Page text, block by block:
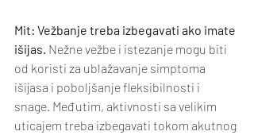
Mit: Vežbanje treba izbegavati ako imate
išijas. Nežne vežbe i istezanje mogu biti
od koristi za ublažavanje simptoma
išijasa i poboljšanje fleksibilnosti i
snage. Međutim, aktivnosti sa velikim
uticajem treba izbegavati tokom akutnog